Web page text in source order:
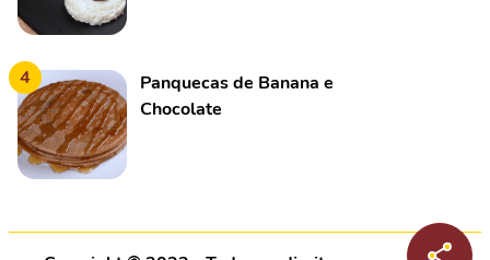
4
Panquecas de Banana e
Chocolate